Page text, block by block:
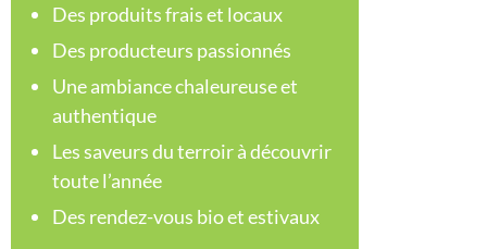
Des produits frais et locaux
Des producteurs passionnés
Une ambiance chaleureuse et
authentique
Les saveurs du terroir à découvrir
toute l’année
Des rendez-vous bio et estivaux